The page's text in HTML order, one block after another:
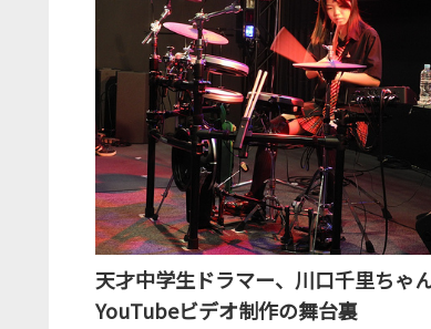
天才中学生ドラマー、川口千里ちゃ
YouTubeビデオ制作の舞台裏